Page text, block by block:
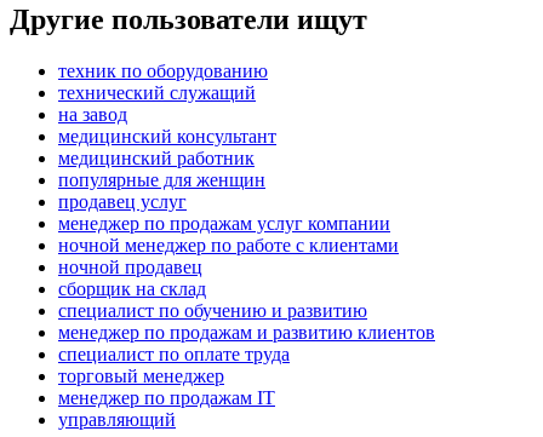
Другие пользователи ищут
техник по оборудованию
технический служащий
на завод
медицинский консультант
медицинский работник
популярные для женщин
продавец услуг
менеджер по продажам услуг компании
ночной менеджер по работе с клиентами
ночной продавец
сборщик на склад
специалист по обучению и развитию
менеджер по продажам и развитию клиентов
специалист по оплате труда
торговый менеджер
менеджер по продажам IT
управляющий